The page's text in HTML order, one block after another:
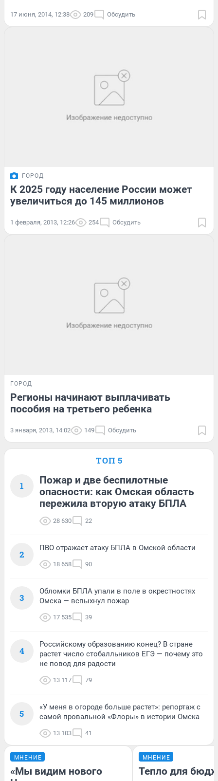
17 июня, 2014, 12:38 209 Обсудить
ГОРОД
К 2025 году население России может
увеличиться до 145 миллионов
1 февраля, 2013, 12:26 254 Обсудить
ГОРОД
Регионы начинают выплачивать
пособия на третьего ребенка
3 января, 2013, 14:02 149 Обсудить
ТОП 5
1
Пожар и две беспилотные
опасности: как Омская область
пережила вторую атаку БПЛА
28 630 22
2
ПВО отражает атаку БПЛА в Омской области
18 658 90
3
Обломки БПЛА упали в поле в окрестностях
Омска — вспыхнул пожар
17 535 39
4
Российскому образованию конец? В стране
растет число стобалльников ЕГЭ — почему это
не повод для радости
13 117 79
5
«У меня в огороде больше растет»: репортаж с
самой провальной «Флоры» в истории Омска
13 103 41
МНЕНИЕ
«Мы видим нового
МНЕНИЕ
Тепло для